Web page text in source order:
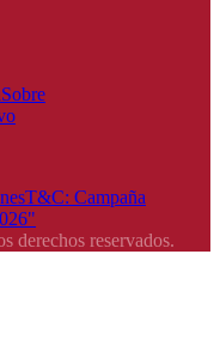
Sobre
T&C: Campaña
derechos reservados.